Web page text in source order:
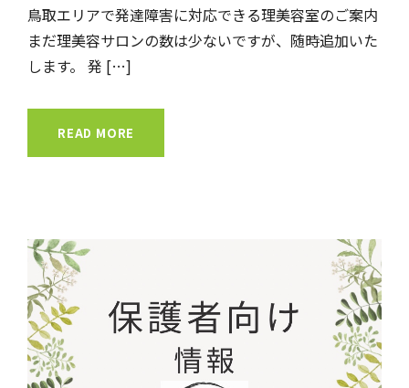
鳥取エリアで発達障害に対応できる理美容室のご案内
まだ理美容サロンの数は少ないですが、随時追加いた
します。 発 […]
READ MORE